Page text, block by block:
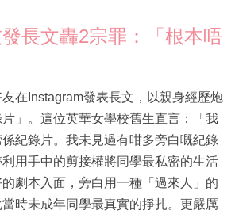
長文轟2宗罪：「根本唔
在Instagram發表長文，以親身經歷炮
」。這位英華女學校舊生直言：「我
紀錄片。我未見過有咁多旁白嘅紀錄
用手中的剪接權將同學最私密的生活
劇本入面，旁白用一種「過來人」的
時未成年同學最真實的掙扎。更嚴厲